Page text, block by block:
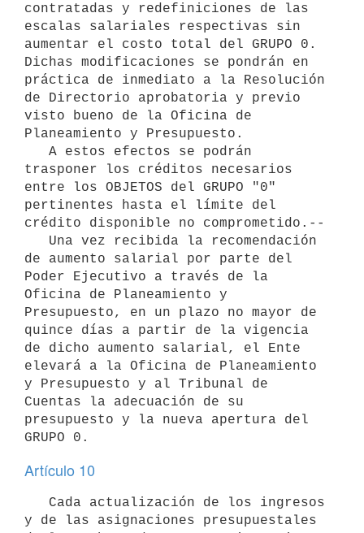
contratadas y redefiniciones de las
escalas salariales respectivas sin
aumentar el costo total del GRUPO 0.
Dichas modificaciones se pondrán en
práctica de inmediato a la Resolución
de Directorio aprobatoria y previo
visto bueno de la Oficina de
Planeamiento y Presupuesto.
trasponer los créditos necesarios
entre los OBJETOS del GRUPO "0"
pertinentes hasta el límite del
crédito disponible no comprometido.--
de aumento salarial por parte del
Poder Ejecutivo a través de la
Oficina de Planeamiento y
Presupuesto, en un plazo no mayor de
quince días a partir de la vigencia
de dicho aumento salarial, el Ente
elevará a la Oficina de Planeamiento
y Presupuesto y al Tribunal de
Cuentas la adecuación de su
presupuesto y la nueva apertura del
Artículo 10
y de las asignaciones presupuestales